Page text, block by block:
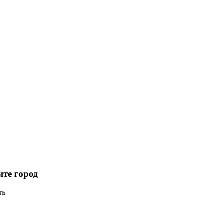
город